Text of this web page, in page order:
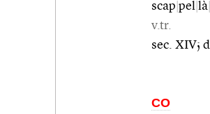
scap pel là
v.tr.
sec. XIV;
CO